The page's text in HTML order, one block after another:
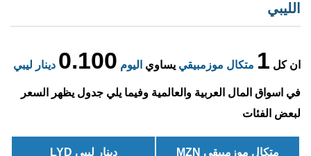
الليبي
ان كل 1 متكال موزمبيقي يساوي اليوم 0.100 دينار ليبي
في اسواق المال العربية والعالمية وفيما يلي جدول يظهر السعر
لبعض الفئات
متكال موزمبيقي MZN دينار ليبي LYD